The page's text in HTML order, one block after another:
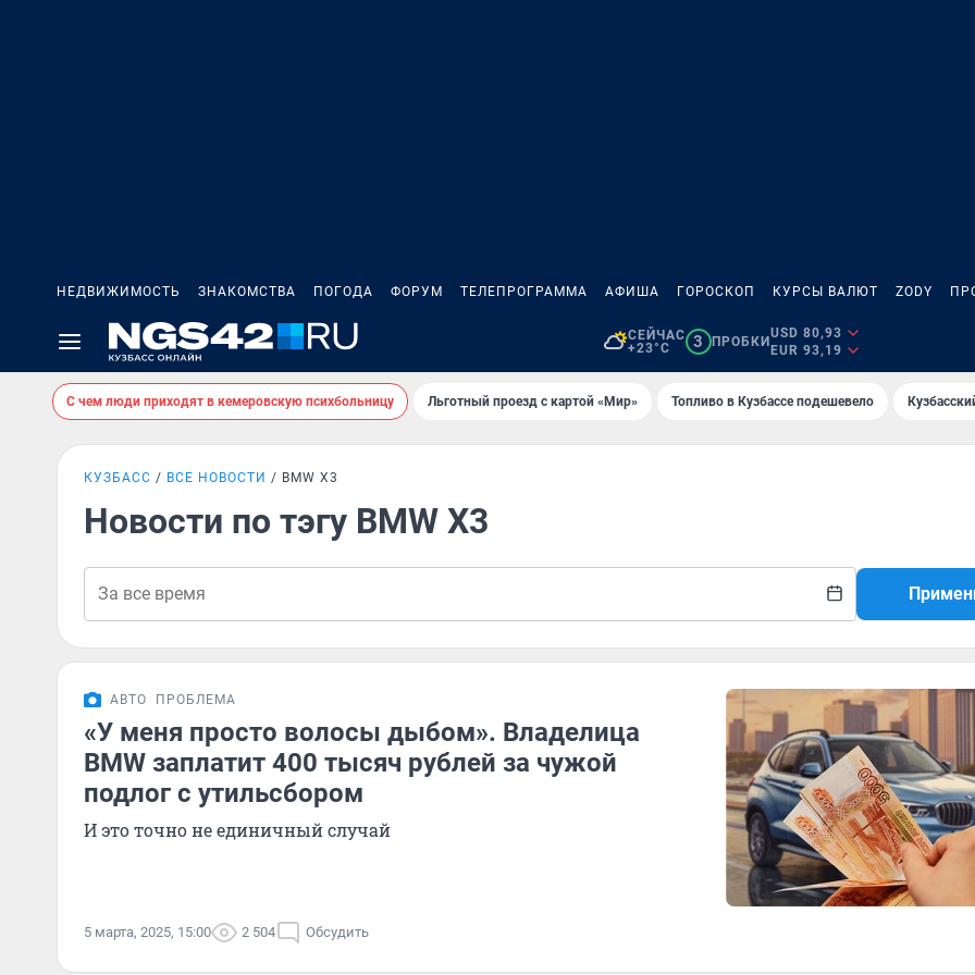
НЕДВИЖИМОСТЬ ЗНАКОМСТВА ПОГОДА ФОРУМ ТЕЛЕПРОГРАММА АФИША ГОРОСКОП КУРСЫ ВАЛЮТ ZODY
СЕЙЧАС
+23°C
3 ПРОБКИ
USD 80,93
EUR 93,19
С чем люди приходят в кемеровскую психбольницу Льготный проезд с картой «Мир» Топливо в Кузбассе подешевело
КУЗБАСС ВСЕ НОВОСТИ BMW X3
Новости по тэгу BMW X3
АВТО ПРОБЛЕМА
«У меня просто волосы дыбом». Владелица
BMW заплатит 400 тысяч рублей за чужой
подлог с утильсбором
И это точно не единичный случай
5 марта, 2025, 15:00 2 504 Обсудить